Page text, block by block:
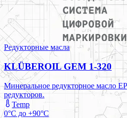
Редукторные масла
KLÜBEROIL GEM 1-320
Минеральное редукторное масло
редукторов.
Temp
0°C до +90°C